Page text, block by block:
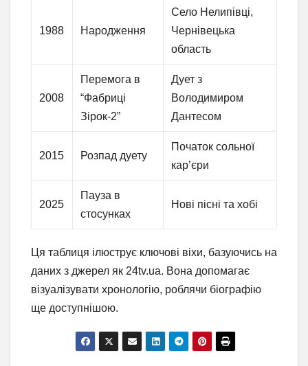
1988 Народження
Село Нелипівці,
Чернівецька
область
2008
Перемога в
“Фабриці
Зірок-2”
Дует з
Володимиром
Дантесом
2015 Розпад дуету
Початок сольної
кар’єри
2025
Пауза в
стосунках
Нові пісні та хобі
Ця таблиця ілюструє ключові віхи, базуючись на
даних з джерел як 24tv.ua. Вона допомагає
візуалізувати хронологію, роблячи біографію
ще доступнішою.